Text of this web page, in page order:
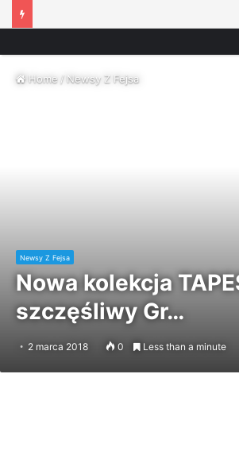
Home/Newsy Z Fejsa
Newsy Z Fejsa
Nowa kolekcja
szczęśliwy Gr…
2 marca 2018 0 Less than a minute